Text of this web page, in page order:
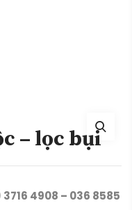
– lọc bụi
4908 – 036 8585